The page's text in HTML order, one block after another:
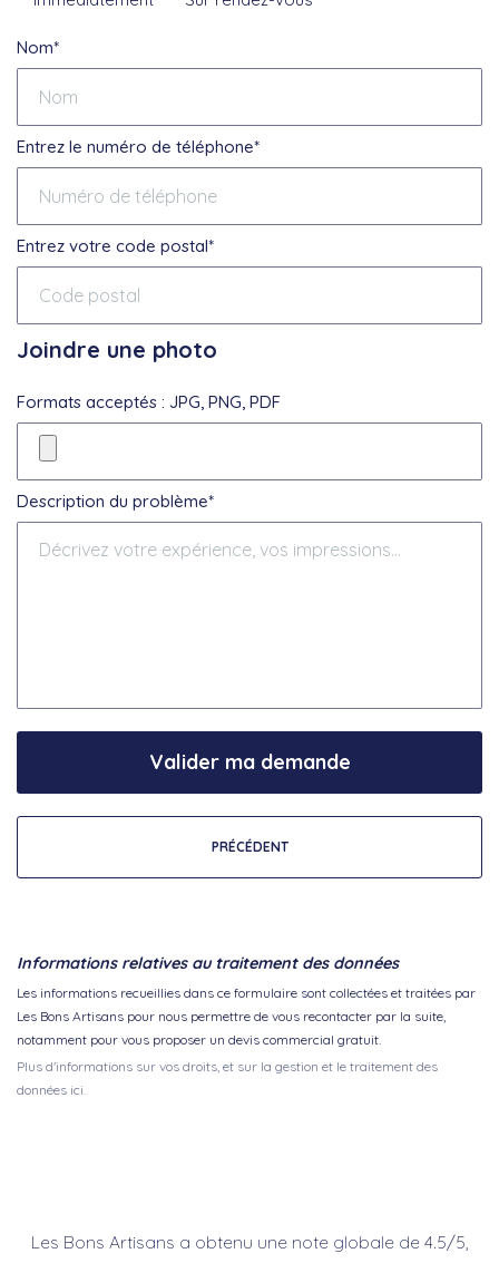
Nom*
Entrez le numéro de téléphone*
Entrez votre code postal*
Joindre une photo
Formats acceptés : JPG, PNG, PDF
Description du problème*
PRÉCÉDENT
Valider ma demande
Informations relatives au traitement des données
Les informations recueillies dans ce formulaire sont collectées et traitées par
Les Bons Artisans pour nous permettre de vous recontacter par la suite,
notamment pour vous proposer un devis commercial gratuit.
Plus d'informations sur vos droits, et sur la gestion et le traitement des
données ici.
Les Bons Artisans a obtenu une note globale de 4.5/5,